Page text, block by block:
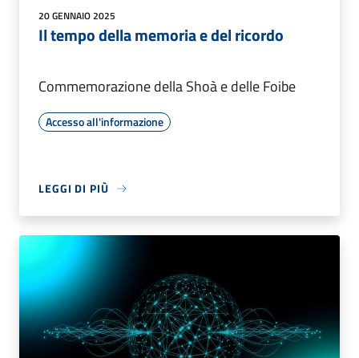
20 GENNAIO 2025
Il tempo della memoria e del ricordo
Commemorazione della Shoà e delle Foibe
Accesso all'informazione
LEGGI DI PIÙ